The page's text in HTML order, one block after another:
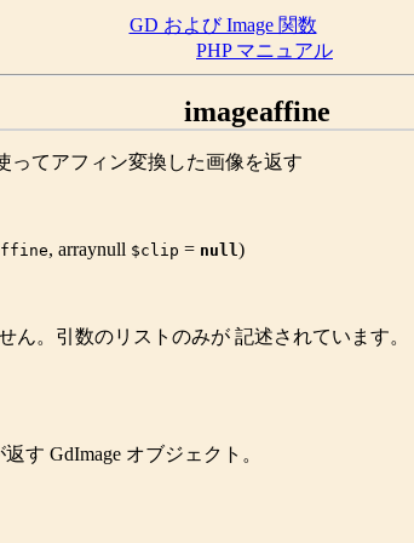
GD および Image 関数
PHP マニュアル
imageaffine
ってアフィン変換した画像を返す
, arraynull $clip = null )
ん。引数のリストのみが 記述されています。
返す GdImage オブジェクト。